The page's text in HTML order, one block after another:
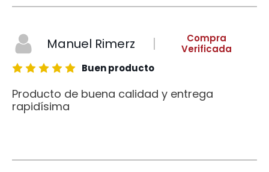
Manuel Rimerz
Compra
Verificada
Buen producto
Producto de buena calidad y entrega
rapidísima